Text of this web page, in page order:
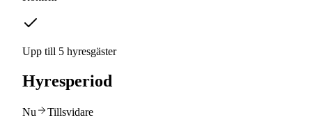
Upp till 5 hyresgäster
Hyresperiod
Nu Tillsvidare